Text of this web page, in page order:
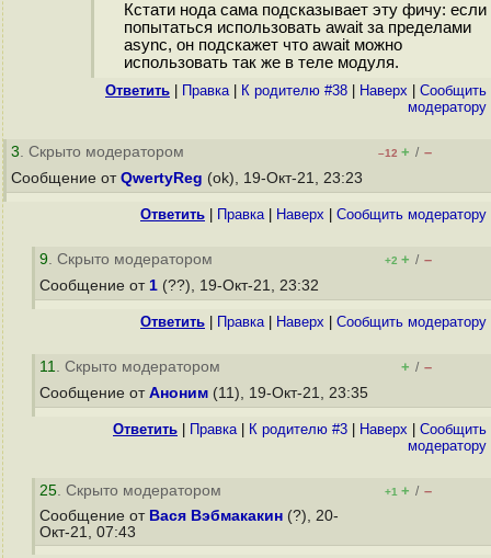
Кстати нода сама подсказывает эту фичу: если
попытаться использовать await за пределами
async, он подскажет что await можно
использовать так же в теле модуля.
Ответить Правка| К родителю #38 Наверх
Cообщить
модератору
3. Скрыто модератором –12 + / –
Сообщение от QwertyReg (ok), 19-Окт-21, 23:23
Ответить Правка| Наверх Cообщить модератору
9. Скрыто модератором +2 + / –
Сообщение от 1 (??), 19-Окт-21, 23:32
Ответить Правка| Наверх Cообщить модератору
11. Скрыто модератором + / –
Сообщение от Аноним (11), 19-Окт-21, 23:35
Ответить Правка| К родителю #3 Наверх
Cообщить
модератору
25. Скрыто модератором +1 + / –
Сообщение от Вася Вэбмакакин (?), 20-
Окт-21, 07:43